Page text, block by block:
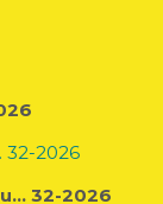
32-2026